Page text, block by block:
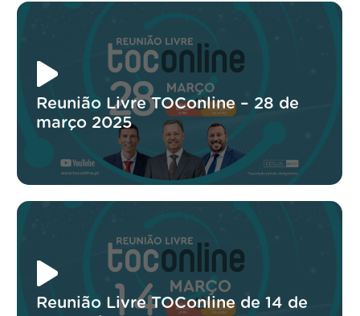
Reunião Livre TOConline – 28 de
março 2025
Reunião Livre TOConline de 14 de